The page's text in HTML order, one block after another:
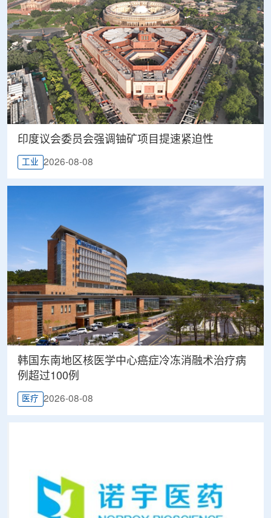
印度议会委员会强调铀矿项目提速紧迫性
工业 2026-08-08
韩国东南地区核医学中心癌症冷冻消融术治疗病
例超过100例
医疗 2026-08-08